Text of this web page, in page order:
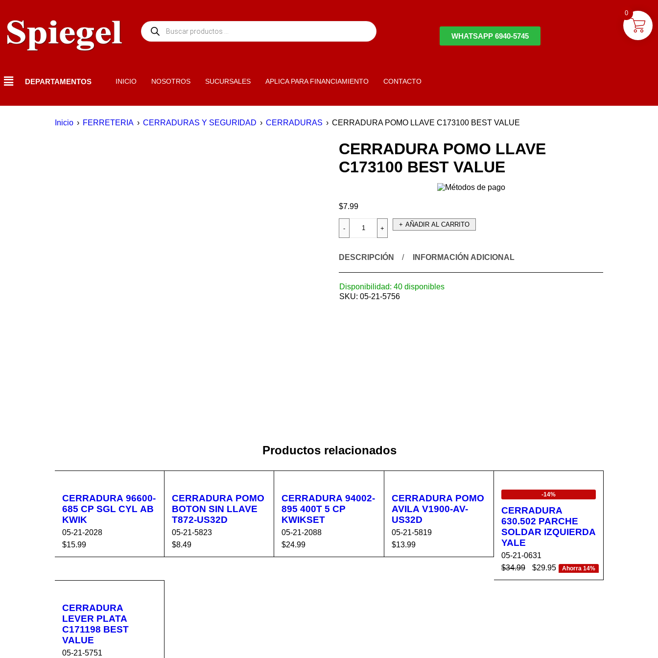
WHATSAPP 6940-5745
DEPARTAMENTOS INICIO NOSOTROS SUCURSALES APLICA PARA FINANCIAMIENTO CONTACTO
Inicio › FERRETERIA › CERRADURAS Y SEGURIDAD › CERRADURAS › CERRADURA POMO LLAVE C173100 BEST VALUE
CERRADURA POMO LLAVE
C173100 BEST VALUE
$7.99
AÑADIR AL CARRITO
DESCRIPCIÓN INFORMACIÓN ADICIONAL
Disponibilidad: 40 disponibles
SKU: 05-21-5756
Productos relacionados
CERRADURA 96600-
685 CP SGL CYL AB
KWIK
05-21-2028
$15.99
AÑADIR AL CA
VISTA
CERRADURA POMO
BOTON SIN LLAVE
T872-US32D
05-21-5823
$8.49
AÑADIR AL CA
VISTA
CERRADURA 94002-
895 400T 5 CP
KWIKSET
05-21-2088
$24.99
AÑADIR AL CA
VISTA
CERRADURA POMO
AVILA V1900-AV-
US32D
05-21-5819
$13.99
AÑADIR AL CA
VISTA
-14%
CERRADURA
630.502 PARCHE
SOLDAR IZQUIERDA
YALE
05-21-0631
$34.99 $29.95 Ahorra 14%
AÑADIR AL CA
VISTA
CERRADURA
LEVER PLATA
C171198 BEST
VALUE
05-21-5751
0